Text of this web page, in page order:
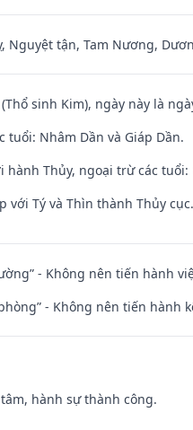
Nguyệt tận, Tam Nương,
sinh Kim), ngày này là
tuổi: Nhâm Dần và Giáp Dần.
hành Thủy, ngoại trừ các
với Tý và Thìn thành Thủy
- Không nên tiến hành
- Không nên tiến hành
hành sự thành công.